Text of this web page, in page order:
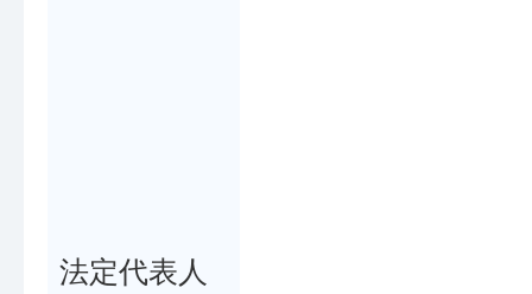
法定代表人